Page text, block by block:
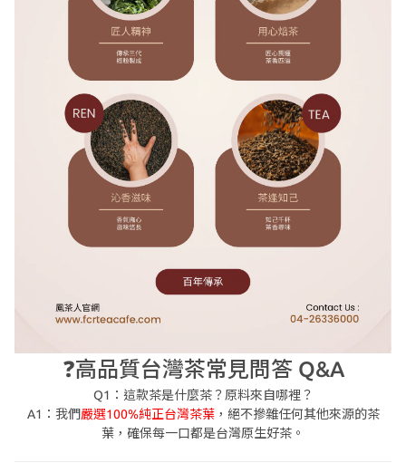
❓高品質台灣茶常見問答 Q&A
Q1：這款茶是什麼茶？原料來自哪裡？
A1： 我們嚴選100%純正台灣茶葉，絕不摻雜任何其他來源的茶
葉，確保每一口都是台灣原生好茶。